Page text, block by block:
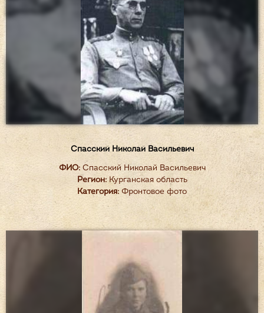
Спасский Николай Васильевич
ФИО:Спасский Николай Васильевич
Регион:Курганская область
Категория: Фронтовое фото